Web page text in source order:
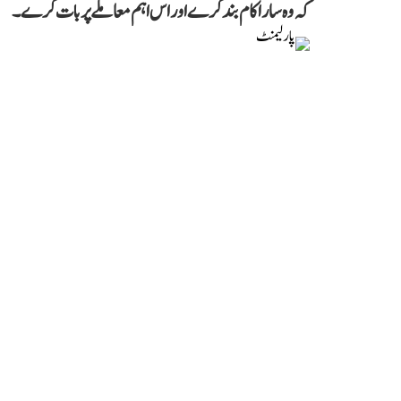
کہ وہ سارا کام بند کرے اور اس اہم معاملے پر بات کرے۔